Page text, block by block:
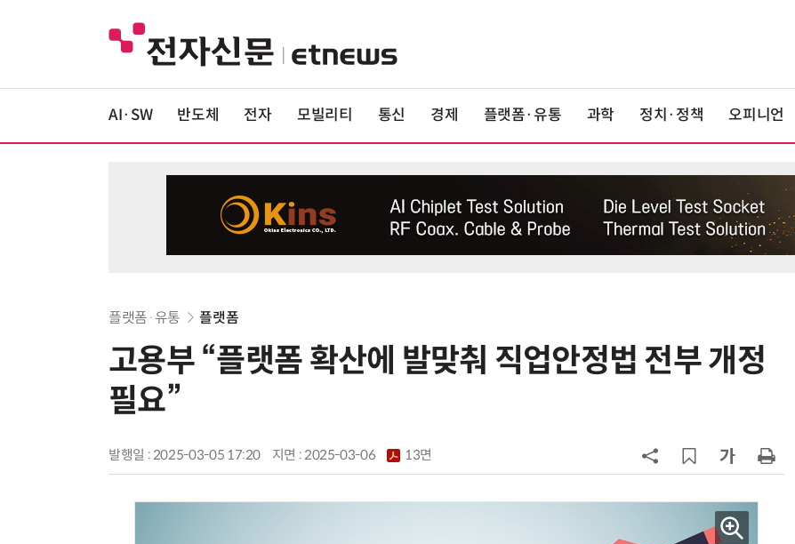
AI·SW 반도체 전자 모빌리티 통신 경제 플랫폼·유통 과학 정치·정책 오피니언
플랫폼·유통 플랫폼
고용부 “플랫폼 확산에 발맞춰 직업안정법 전부 개정
필요”
발행일 : 2025-03-05 17:20 지면 :2025-03-06 13면
6
상생협력법 개정안 '플랫폼 이중족
나-o' 음성 생성 기술 고도화